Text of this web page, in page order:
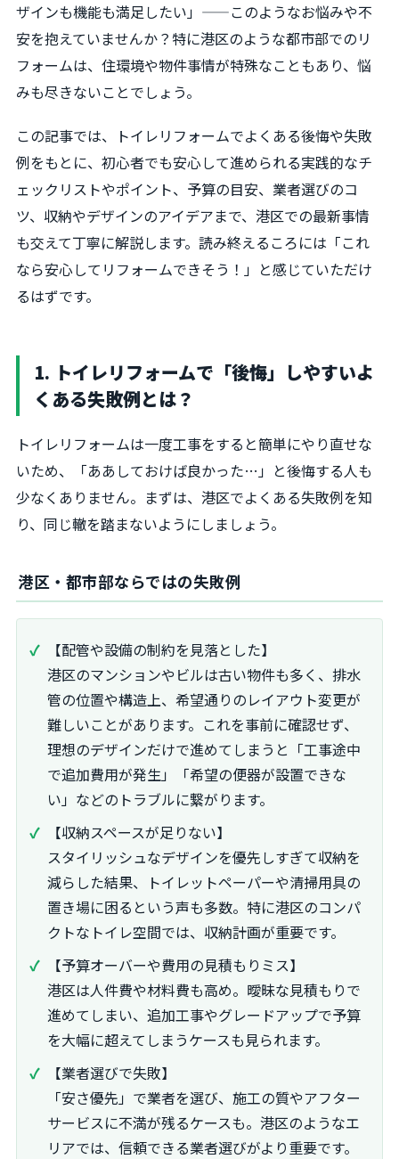
ザインも機能も満足したい」——このようなお悩みや不
安を抱えていませんか？特に港区のような都市部でのリ
フォームは、住環境や物件事情が特殊なこともあり、悩
みも尽きないことでしょう。
この記事では、トイレリフォームでよくある後悔や失敗
例をもとに、初心者でも安心して進められる実践的なチ
ェックリストやポイント、予算の目安、業者選びのコ
ツ、収納やデザインのアイデアまで、港区での最新事情
も交えて丁寧に解説します。読み終えるころには「これ
なら安心してリフォームできそう！」と感じていただけ
るはずです。
1. トイレリフォームで「後悔」しやすいよ
くある失敗例とは？
トイレリフォームは一度工事をすると簡単にやり直せな
いため、「ああしておけば良かった…」と後悔する人も
少なくありません。まずは、港区でよくある失敗例を知
り、同じ轍を踏まないようにしましょう。
港区・都市部ならではの失敗例
【配管や設備の制約を見落とした】
港区のマンションやビルは古い物件も多く、排水
管の位置や構造上、希望通りのレイアウト変更が
難しいことがあります。これを事前に確認せず、
理想のデザインだけで進めてしまうと「工事途中
で追加費用が発生」「希望の便器が設置できな
い」などのトラブルに繋がります。
【収納スペースが足りない】
スタイリッシュなデザインを優先しすぎて収納を
減らした結果、トイレットペーパーや清掃用具の
置き場に困るという声も多数。特に港区のコンパ
クトなトイレ空間では、収納計画が重要です。
【予算オーバーや費用の見積もりミス】
港区は人件費や材料費も高め。曖昧な見積もりで
進めてしまい、追加工事やグレードアップで予算
を大幅に超えてしまうケースも見られます。
【業者選びで失敗】
「安さ優先」で業者を選び、施工の質やアフター
サービスに不満が残るケースも。港区のようなエ
リアでは、信頼できる業者選びがより重要です。